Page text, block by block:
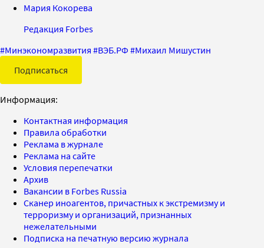
Мария Кокорева
Редакция Forbes
#Минэкономразвития #ВЭБ.РФ #Михаил Мишустин
Подписаться
Информация:
Контактная информация
Правила обработки
Реклама в журнале
Реклама на сайте
Условия перепечатки
Архив
Вакансии в Forbes Russia
Сканер иноагентов, причастных к экстремизму и
терроризму и организаций, признанных
нежелательными
Подписка на печатную версию журнала